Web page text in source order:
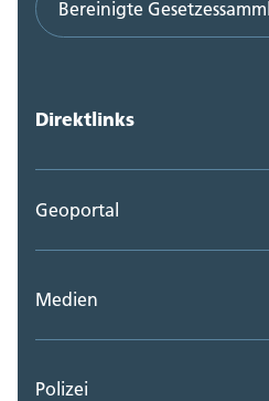
Bereinigte
Direktlinks
Geoportal
Medien
Polizei